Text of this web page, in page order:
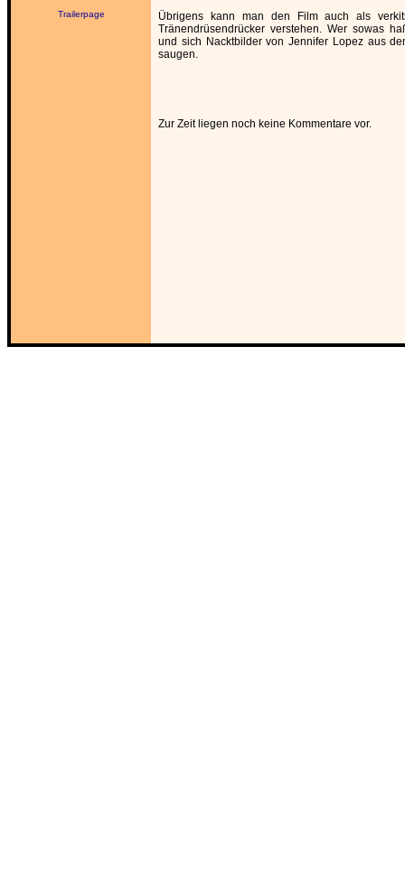
Trailerpage
Übrigens kann man den Film auch als
Tränendrüsendrücker verstehen. Wer sowas
und sich Nacktbilder von Jennifer Lopez aus
saugen.
Zur Zeit liegen noch keine Kommentare vor.